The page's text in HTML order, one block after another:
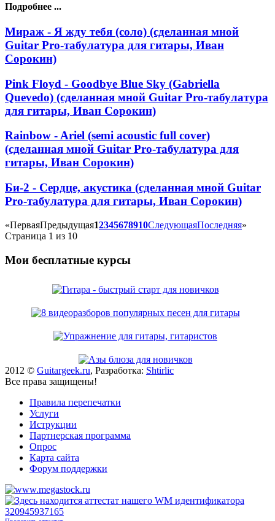
Подробнее ...
Мираж - Я жду тебя (соло) (сделанная мной
Guitar Pro-табулатура для гитары, Иван
Сорокин)
Pink Floyd - Goodbye Blue Sky (Gabriella
Quevedo) (сделанная мной Guitar Pro-табулатура
для гитары, Иван Сорокин)
Rainbow - Ariel (semi acoustic full cover)
(сделанная мной Guitar Pro-табулатура для
гитары, Иван Сорокин)
Би-2 - Сердце, акустика (сделанная мной Guitar
Pro-табулатура для гитары, Иван Сорокин)
«ПерваяПредыдущая12345678910СледующаяПоследняя»
Страница 1 из 10
Мои бесплатные курсы
2012 © Guitargeek.ru, Разработка: Shtirlic
Все права защищены!
Правила перепечатки
Услуги
Иструкции
Партнерская программа
Опрос
Карта сайта
Форум поддержки